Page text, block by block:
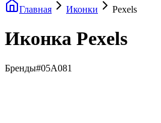
Главная Иконки Pexels
Иконка Pexels
Бренды#05A081